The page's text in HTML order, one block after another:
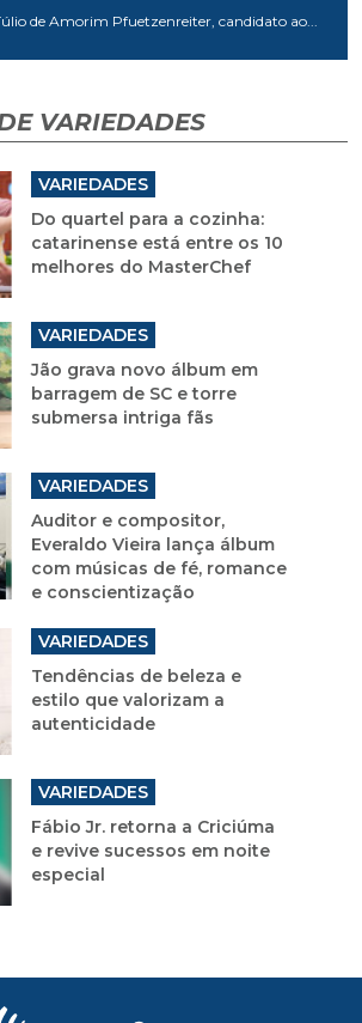
de Amorim Pfuetzenreiter, candidato ao...
VARIEDADES
VARIEDADES
Do quartel para a cozinha:
catarinense está entre os 10
melhores do MasterChef
VARIEDADES
Jão grava novo álbum em
barragem de SC e torre
submersa intriga fãs
VARIEDADES
Auditor e compositor,
Everaldo Vieira lança álbum
com músicas de fé, romance
e conscientização
VARIEDADES
Tendências de beleza e
estilo que valorizam a
autenticidade
VARIEDADES
Fábio Jr. retorna a Criciúma
e revive sucessos em noite
especial